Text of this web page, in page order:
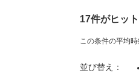
17件がヒット
この条件の平均
並び替え：